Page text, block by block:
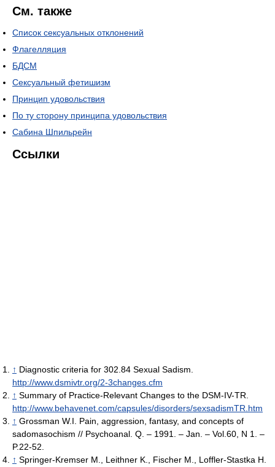
См. также
Список сексуальных отклонений
Флагелляция
БДСМ
Сексуальный фетишизм
Принцип удовольствия
По ту сторону принципа удовольствия
Сабина Шпильрейн
Ссылки
↑ Diagnostic criteria for 302.84 Sexual Sadism.
http://www.dsmivtr.org/2-3changes.cfm
↑ Summary of Practice-Relevant Changes to the DSM-IV-TR.
http://www.behavenet.com/capsules/disorders/sexsadismTR.htm
↑ Grossman W.I. Pain, aggression, fantasy, and concepts of
sadomasochism // Psychoanal. Q. – 1991. – Jan. – Vol.60, N 1. –
P.22-52.
↑ Springer-Kremser M., Leithner K., Fischer M., Loffler-Stastka H.